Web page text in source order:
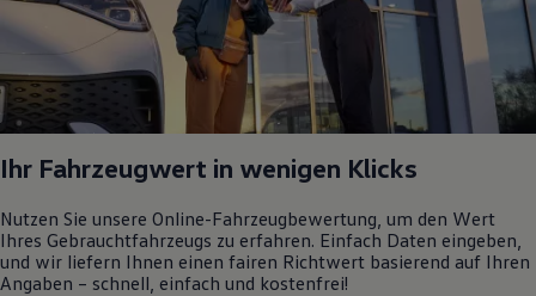
Ihr Fahrzeugwert in wenigen Klicks
Nutzen Sie unsere Online-Fahrzeugbewertung, um den Wert
Ihres Gebrauchtfahrzeugs zu erfahren. Einfach Daten eingeben,
und wir liefern Ihnen einen fairen Richtwert basierend auf Ihren
Angaben – schnell, einfach und kostenfrei!